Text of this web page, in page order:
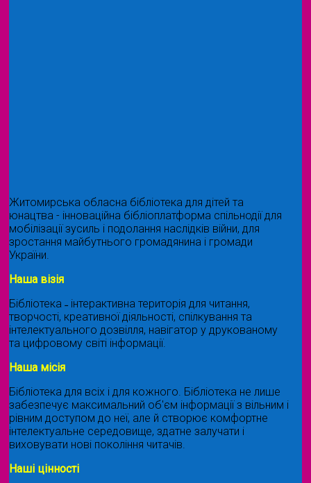
Житомирська обласна бібліотека для дітей та
юнацтва - інноваційна бібліоплатформа спільнодії для
мобілізації зусиль і подолання наслідків війни, для
зростання майбутнього громадянина і громади
України.
Наша візія
Бібліотека ˗ інтерактивна територія для читання,
творчості, креативної діяльності, спілкування та
інтелектуального дозвілля, навігатор у друкованому
та цифровому світі інформації.
Наша місія
Бібліотека для всіх і для кожного. Бібліотека не лише
забезпечує максимальний об'єм інформації з вільним і
рівним доступом до неї, але й створює комфортне
інтелектуальне середовище, здатне залучати і
виховувати нові покоління читачів.
Наші цінності